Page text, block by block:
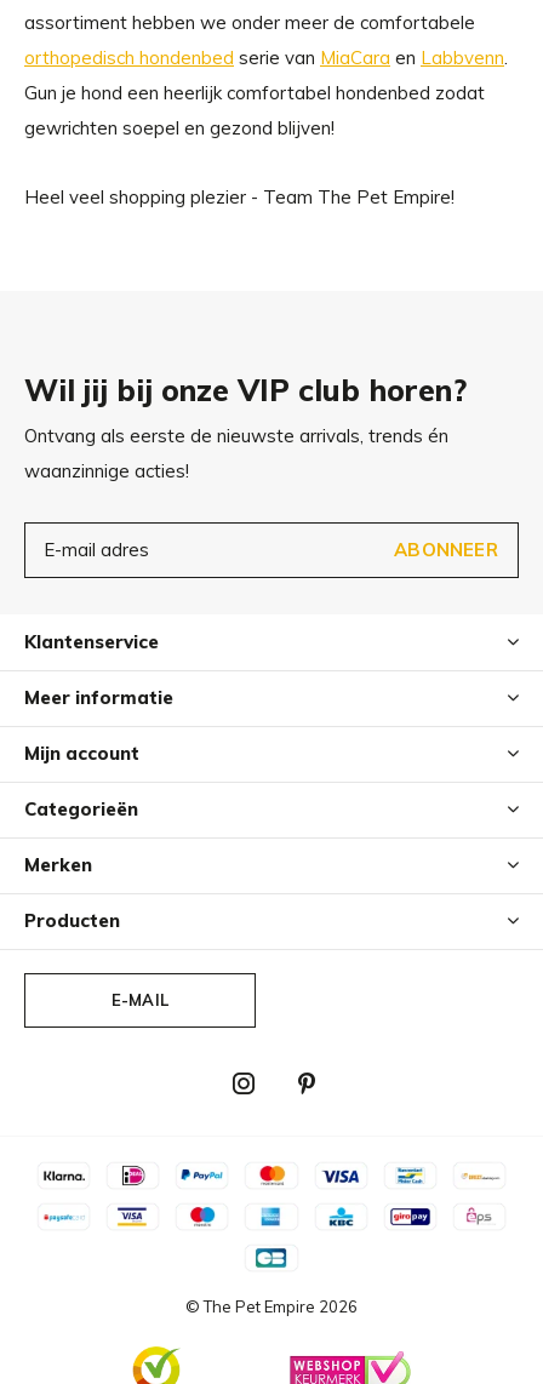
assortiment hebben we onder meer de comfortabele
orthopedisch hondenbed serie van MiaCara en Labbvenn
Gun je hond een heerlijk comfortabel hondenbed zodat
gewrichten soepel en gezond blijven!
Heel veel shopping plezier - Team The Pet Empire!
Wil jij bij onze VIP club horen?
Ontvang als eerste de nieuwste arrivals, trends én
waanzinnige acties!
ABONNEER
Klantenservice
Meer informatie
Mijn account
Categorieën
Merken
Producten
E-MAIL
© The Pet Empire 2026